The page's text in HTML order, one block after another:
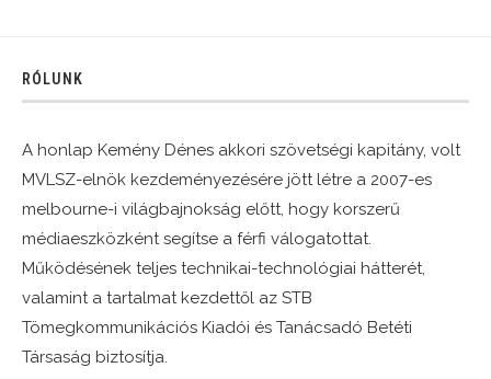
RÓLUNK
A honlap Kemény Dénes akkori szövetségi kapitány, volt
MVLSZ-elnök kezdeményezésére jött létre a 2007-es
melbourne-i világbajnokság előtt, hogy korszerű
médiaeszközként segítse a férfi válogatottat.
Működésének teljes technikai-technológiai hátterét,
valamint a tartalmat kezdettől az STB
Tömegkommunikációs Kiadói és Tanácsadó Betéti
Társaság biztosítja.